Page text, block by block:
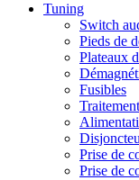
Tuning
Switch
Pieds de
Plateaux
Fusibles
Prise de
Prise de